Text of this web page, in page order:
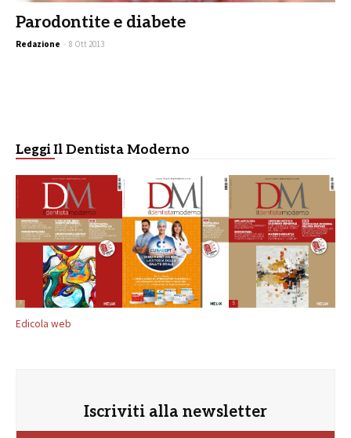
Parodontite e diabete
Redazione - 8 Ott 2013
Leggi Il Dentista Moderno
Edicola web
Iscriviti alla newsletter